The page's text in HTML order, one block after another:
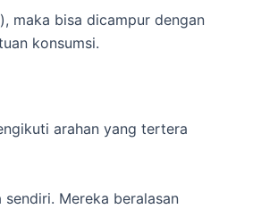
maka bisa dicampur dengan
konsumsi.
arahan yang tertera
Mereka beralasan